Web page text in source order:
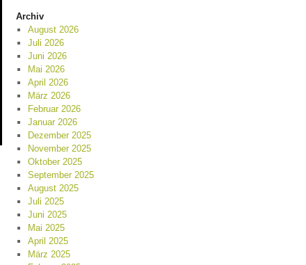
Archiv
August 2026
Juli 2026
Juni 2026
Mai 2026
April 2026
März 2026
Februar 2026
Januar 2026
Dezember 2025
November 2025
Oktober 2025
September 2025
August 2025
Juli 2025
Juni 2025
Mai 2025
April 2025
März 2025